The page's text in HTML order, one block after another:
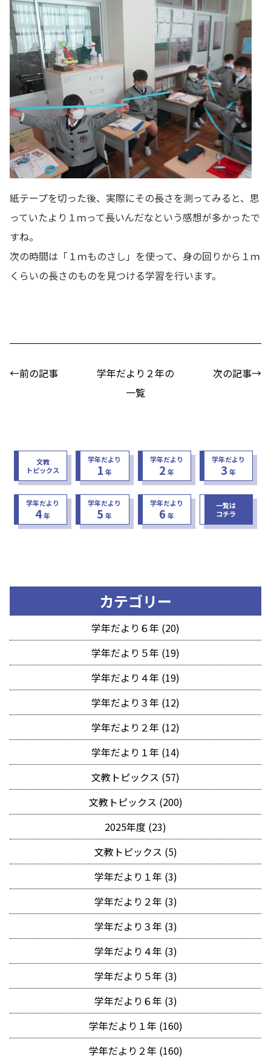
紙テープを切った後、実際にその長さを測ってみると、思
っていたより１ｍって長いんだなという感想が多かったで
すね。
次の時間は「１ｍものさし」を使って、身の回りから１ｍ
くらいの長さのものを見つける学習を行います。
←前の記事
学年だより２年の
一覧
次の記事→
文教
トピックス
学年だより
1 年
学年だより
2 年
学年だより
3 年
学年だより
4年
学年だより
5 年
学年だより
6 年
一覧は
コチラ
カテゴリー
学年だより６年 (20)
学年だより５年 (19)
学年だより４年 (19)
学年だより３年 (12)
学年だより２年 (12)
学年だより１年 (14)
文教トピックス (57)
文教トピックス (200)
2025年度 (23)
文教トピックス (5)
学年だより１年 (3)
学年だより２年 (3)
学年だより３年 (3)
学年だより４年 (3)
学年だより５年 (3)
学年だより６年 (3)
学年だより１年 (160)
学年だより２年 (160)